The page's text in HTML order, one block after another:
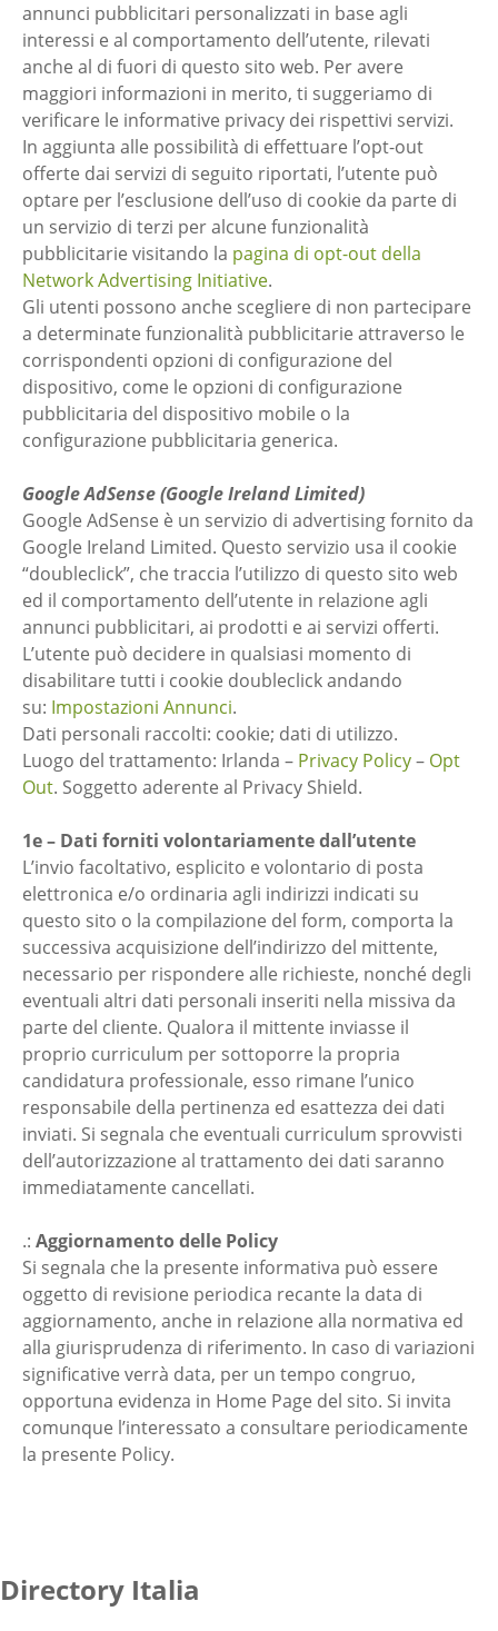
annunci pubblicitari personalizzati in base agli
interessi e al comportamento dell’utente, rilevati
anche al di fuori di questo sito web. Per avere
maggiori informazioni in merito, ti suggeriamo di
verificare le informative privacy dei rispettivi servizi.
In aggiunta alle possibilità di effettuare l’opt-out
offerte dai servizi di seguito riportati, l’utente può
optare per l’esclusione dell’uso di cookie da parte di
un servizio di terzi per alcune funzionalità
pubblicitarie visitando la pagina di opt-out della
Network Advertising Initiative.
Gli utenti possono anche scegliere di non partecipare
a determinate funzionalità pubblicitarie attraverso le
corrispondenti opzioni di configurazione del
dispositivo, come le opzioni di configurazione
pubblicitaria del dispositivo mobile o la
configurazione pubblicitaria generica.
Google AdSense (Google Ireland Limited)
Google AdSense è un servizio di advertising fornito da
Google Ireland Limited. Questo servizio usa il cookie
“doubleclick”, che traccia l’utilizzo di questo sito web
ed il comportamento dell’utente in relazione agli
annunci pubblicitari, ai prodotti e ai servizi offerti.
L’utente può decidere in qualsiasi momento di
disabilitare tutti i cookie doubleclick andando
su: Impostazioni Annunci.
Dati personali raccolti: cookie; dati di utilizzo.
Luogo del trattamento: Irlanda – Privacy Policy– Opt
Out. Soggetto aderente al Privacy Shield.
1e – Dati forniti volontariamente dall’utente
L’invio facoltativo, esplicito e volontario di posta
elettronica e/o ordinaria agli indirizzi indicati su
questo sito o la compilazione del form, comporta la
successiva acquisizione dell’indirizzo del mittente,
necessario per rispondere alle richieste, nonché degli
eventuali altri dati personali inseriti nella missiva da
parte del cliente. Qualora il mittente inviasse il
proprio curriculum per sottoporre la propria
candidatura professionale, esso rimane l’unico
responsabile della pertinenza ed esattezza dei dati
inviati. Si segnala che eventuali curriculum sprovvisti
dell’autorizzazione al trattamento dei dati saranno
immediatamente cancellati.
.: Aggiornamento delle Policy
Si segnala che la presente informativa può essere
oggetto di revisione periodica recante la data di
aggiornamento, anche in relazione alla normativa ed
alla giurisprudenza di riferimento. In caso di variazioni
significative verrà data, per un tempo congruo,
opportuna evidenza in Home Page del sito. Si invita
comunque l’interessato a consultare periodicamente
la presente Policy.
Directory Italia